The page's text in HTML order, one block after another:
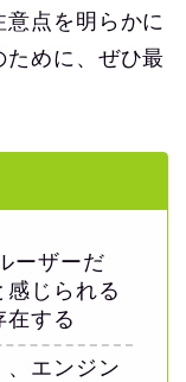
意点を明らかに
ために、ぜひ最
ーザーだ
じられる
在する
、エンジン